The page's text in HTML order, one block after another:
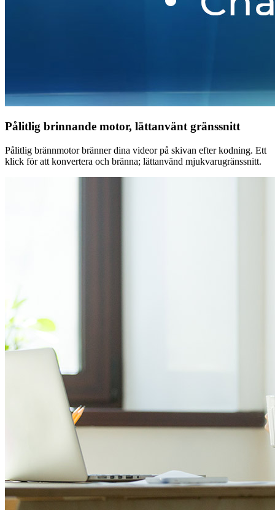
Pålitlig brinnande motor, lättanvänt gränssnitt
Pålitlig brännmotor bränner dina videor på skivan efter kodning. Ett
klick för att konvertera och bränna; lättanvänd mjukvarugränssnitt.